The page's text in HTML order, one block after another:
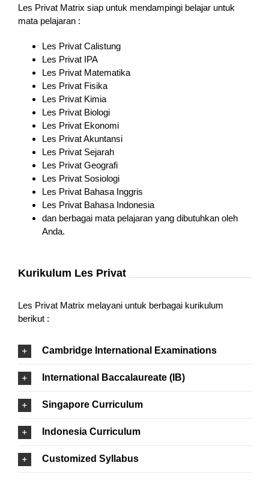
Les Privat Matrix siap untuk mendampingi belajar untuk
mata pelajaran :
Les Privat Calistung
Les Privat IPA
Les Privat Matematika
Les Privat Fisika
Les Privat Kimia
Les Privat Biologi
Les Privat Ekonomi
Les Privat Akuntansi
Les Privat Sejarah
Les Privat Geografi
Les Privat Sosiologi
Les Privat Bahasa Inggris
Les Privat Bahasa Indonesia
dan berbagai mata pelajaran yang dibutuhkan oleh
Anda.
Kurikulum Les Privat
Les Privat Matrix melayani untuk berbagai kurikulum
berikut :
Cambridge International Examinations
International Baccalaureate (IB)
Singapore Curriculum
Indonesia Curriculum
Customized Syllabus